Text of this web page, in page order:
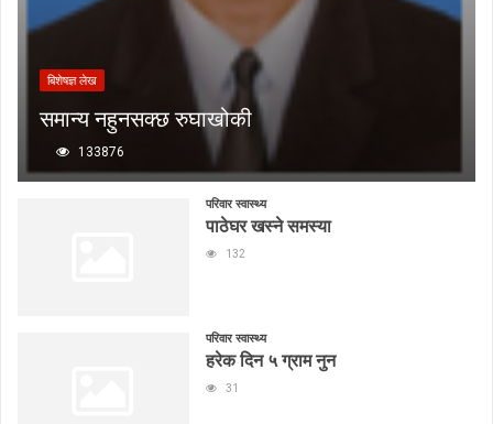
बिशेषज्ञ लेख
समान्य नहुनसक्छ रुघाखोकी
133876
परिवार स्वास्थ्य
पाठेघर खस्ने समस्या
132
परिवार स्वास्थ्य
हरेक दिन ५ ग्राम नुन
31